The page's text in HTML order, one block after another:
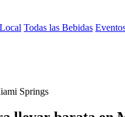
Todas las Bebidas
Springs